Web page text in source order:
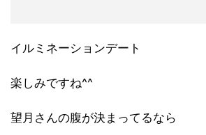
イルミネーションデート
楽しみですね^^
望月さんの腹が決まってるなら